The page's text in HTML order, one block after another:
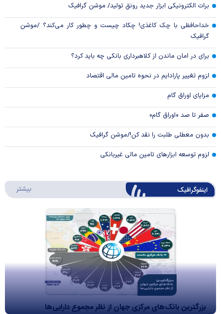
برات الکترونیکی ابزار جدید رونق تولید/ موشن گرافیک
خداحافظی با چک کاغذی! چکاد چیست و چطور کار می‌کند؟ /موشن
گرافیک
برای در امان ماندن از کلاهبرداری بانکی چه باید کرد؟
لزوم تغییر پارادایم در نحوه تامین مالی اقتصاد
مزایای اوراق گام
صفر تا صد «اوراق گام»
بدون معطلی طلبت را نقد کن!/موشن گرافیک
لزوم توسعه ابزارهای تامین مالی غیربانکی
اینفوگرافیک بیشتر
بزرگترین بانک‌های مرکزی جهان از نظر مجموع دارایی‌ها